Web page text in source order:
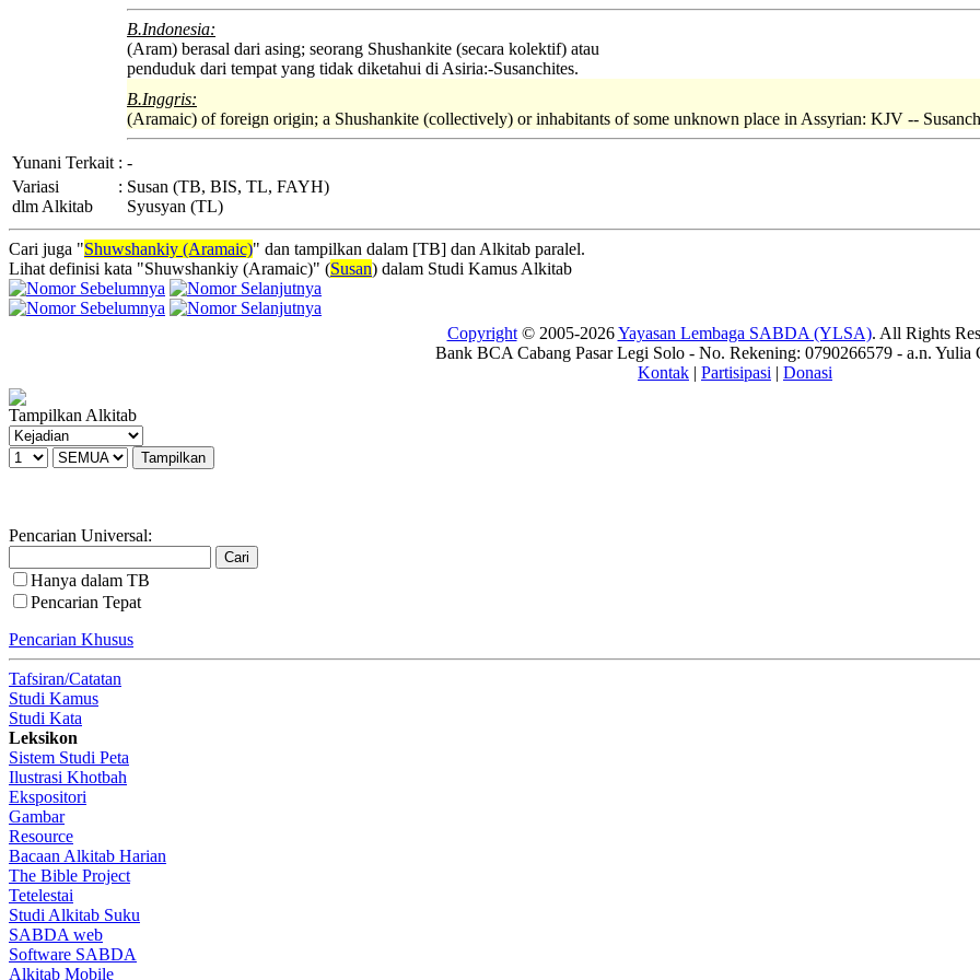
B.Indonesia:
(Aram) berasal dari asing; seorang Shushankite (secara kolektif) atau
penduduk dari tempat yang tidak diketahui di Asiria:-Susanchites.
B.Inggris:
(Aramaic) of foreign origin; a Shushankite (collectively) or inhabitants of some unknown place in Assyrian: KJV --
Yunani Terkait : -
Variasi
dlm Alkitab
: Susan (TB, BIS, TL, FAYH)
Syusyan (TL)
Cari juga "Shuwshankiy (Aramaic)" dan tampilkan dalam [TB] dan Alkitab paralel.
Lihat definisi kata "Shuwshankiy (Aramaic)" (Susan) dalam Studi Kamus Alkitab
Copyright© 2005-2026Yayasan Lembaga SABDA (YLSA). All Rights
Bank BCA Cabang Pasar Legi Solo - No. Rekening: 0790266579 - a.n. Yulia
Kontak | Partisipasi | Donasi
Tampilkan Alkitab
Pencarian Universal:
Hanya dalam TB
Pencarian Tepat
Pencarian Khusus
Tafsiran/Catatan
Studi Kamus
Studi Kata
Leksikon
Sistem Studi Peta
Ilustrasi Khotbah
Ekspositori
Gambar
Resource
Bacaan Alkitab Harian
The Bible Project
Tetelestai
Studi Alkitab Suku
SABDA web
Software SABDA
Alkitab Mobile